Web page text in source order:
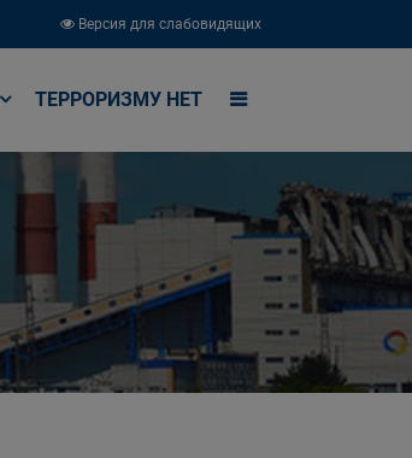
Версия для слабовидящих
ТЕРРОРИЗМУ НЕТ